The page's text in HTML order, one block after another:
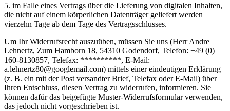
5. im Falle eines Vertrags über die Lieferung von digitalen Inhalten,
die nicht auf einem körperlichen Datenträger geliefert werden
vierzehn Tage ab dem Tage des Vertragsschlusses.
Um Ihr Widerrufsrecht auszuüben, müssen Sie uns (Herr Andre
Lehnertz, Zum Hamborn 18, 54310 Godendorf, Telefon: +49 (0)
160-8130857, Telefax: **********, E-Mail:
a.lehnertz80@googlemail.com) mittels einer eindeutigen Erklärung
(z. B. ein mit der Post versandter Brief, Telefax oder E-Mail) über
Ihren Entschluss, diesen Vertrag zu widerrufen, informieren. Sie
können dafür das beigefügte Muster-Widerrufsformular verwenden,
das jedoch nicht vorgeschrieben ist.